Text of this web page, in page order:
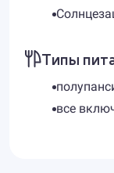
Типы
все